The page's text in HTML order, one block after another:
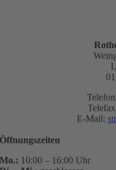
E-Mail:
Öffnungszeiten
Mo.: 10:00 – 16:00 Uhr